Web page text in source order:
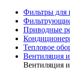
Фильтры для
Приводные
Тепловое
Вентиляция
Вентиляция